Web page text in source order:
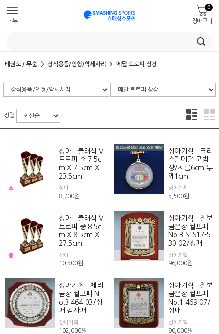
메뉴 장바구니
0
태권도 / 무술 장식용품/인형/악세사리 메달 트로피 상장
정렬
상아 - 클래식 V
트로피 소 7.5c
m X 7.5cm X
23.5cm
상아
8,700원
상아기획 - 크리
스탈메달 모범
상/지름6cm 두
께1cm
상아기획
5,500원
상아 - 클래식 V
트로피 중 8.5c
m X 8.5cm X
27.5cm
상아
10,500원
상아기획 - 칠보
금은장 짤프패
No.3 STS17-5
30-02/상패
상아기획
96,000원
상아기획 - 체리
금장 짤프패 N
o.3 464-03/상
패 감사패
상아기획
102,000원
상아기획 - 칠보
금은장 짤프패
No.1 469-07/
상패
상아기획
90,000원